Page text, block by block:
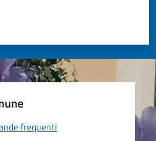
stelle su 5
su 5
5
frequenti